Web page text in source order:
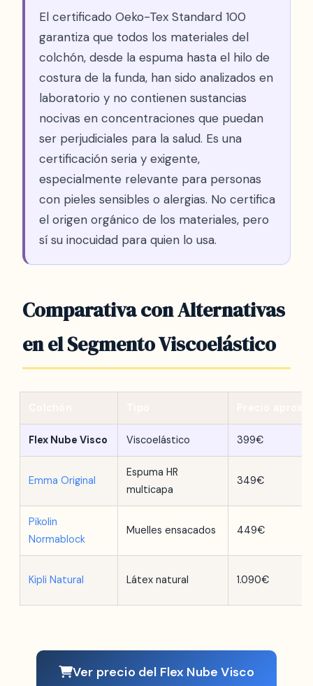
El certificado Oeko-Tex Standard 100
garantiza que todos los materiales del
colchón, desde la espuma hasta el hilo de
costura de la funda, han sido analizados en
laboratorio y no contienen sustancias
nocivas en concentraciones que puedan
ser perjudiciales para la salud. Es una
certificación seria y exigente,
especialmente relevante para personas
con pieles sensibles o alergias. No certifica
el origen orgánico de los materiales, pero
sí su inocuidad para quien lo usa.
Comparativa con Alternativas
en el Segmento Viscoelástico
Flex Nube Visco Viscoelástico 399€
Emma Original
Espuma HR
multicapa
349€
Pikolin
Normablock
Muelles ensacados 449€
Kipli Natural Látex natural 1.090€
Ver precio del Flex Nube Visco